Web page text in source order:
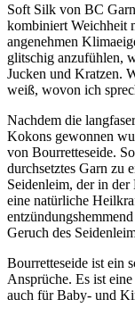
Soft Silk von BC
kombiniert Weichheit
angenehmen
glitschig anzufühlen,
Jucken und Kratzen.
weiß, wovon ich
Nachdem die
Kokons gewonnen
von Bourretteseide.
durchsetztes Garn zu
Seidenleim, der in der
eine natürliche
Geruch des
Bourretteseide ist ein
Ansprüche. Es ist
auch für Baby- und